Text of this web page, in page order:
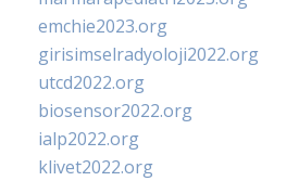
emchie2023.org
girisimselradyoloji2022.org
utcd2022.org
biosensor2022.org
ialp2022.org
klivet2022.org